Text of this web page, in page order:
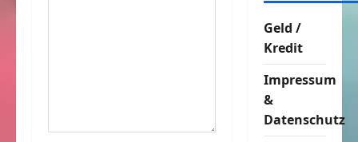
i
Geld /
Kredit
Impressum
&
Datenschutz